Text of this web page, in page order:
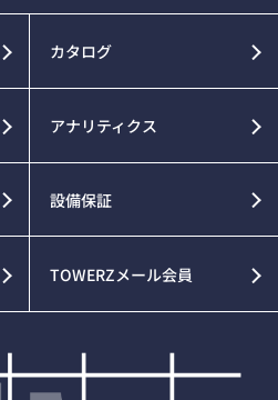
カタログ
アナリティクス
設備保証
TOWERZメール会員